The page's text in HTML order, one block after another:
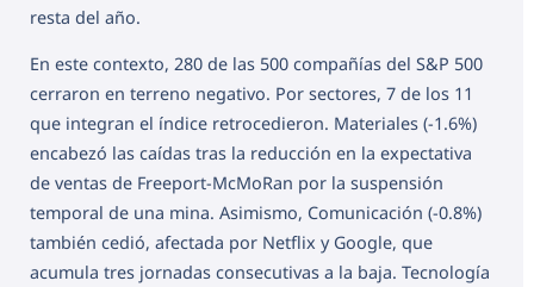
resta del año.
En este contexto, 280 de las 500 compañías del S&P 500
cerraron en terreno negativo. Por sectores, 7 de los 11
que integran el índice retrocedieron. Materiales (-1.6%)
encabezó las caídas tras la reducción en la expectativa
de ventas de Freeport-McMoRan por la suspensión
temporal de una mina. Asimismo, Comunicación (-0.8%)
también cedió, afectada por Netflix y Google, que
acumula tres jornadas consecutivas a la baja. Tecnología